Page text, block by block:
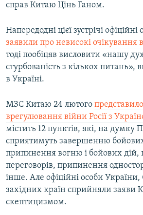
справ Китаю Цінь Ганом.
Напередодні цієї зустрічі офіційні
заявили про невисокі очікування
тоді пообіцяв висловити «нашу
стурбованість з кількох питань»,
в Україні.
МЗС Китаю 24 лютого
врегулювання війни Росії з
містить 12 пунктів, які, на думку
сприятимуть завершенню
припинення вогню і бойових
переговорів, припинення
інше. Але офіційні особи
західних країн сприйняли заяви
скептицизмом.